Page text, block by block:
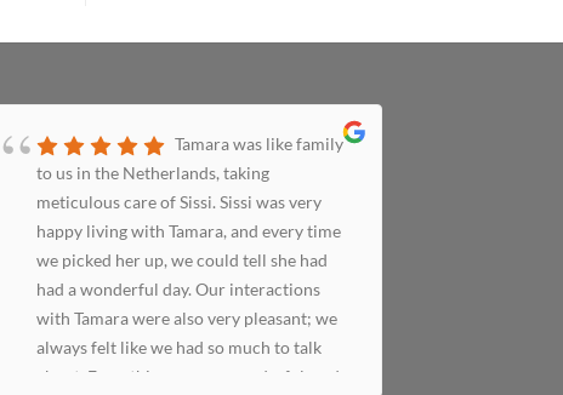
Tamara was like family
to us in the Netherlands, taking
meticulous care of Sissi. Sissi was very
happy living with Tamara, and every time
we picked her up, we could tell she had
had a wonderful day. Our interactions
with Tamara were also very pleasant; we
always felt like we had so much to talk
about. Everything was so wonderful, and